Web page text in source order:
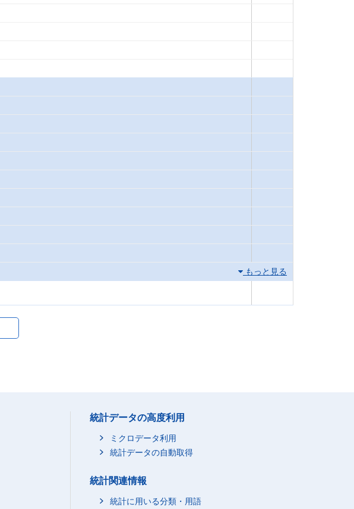
もっと見る
統計データの高度利用
ミクロデータ利用
統計データの自動取得
統計関連情報
統計に用いる分類・用語